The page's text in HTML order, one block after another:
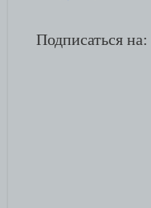
Подписаться на: